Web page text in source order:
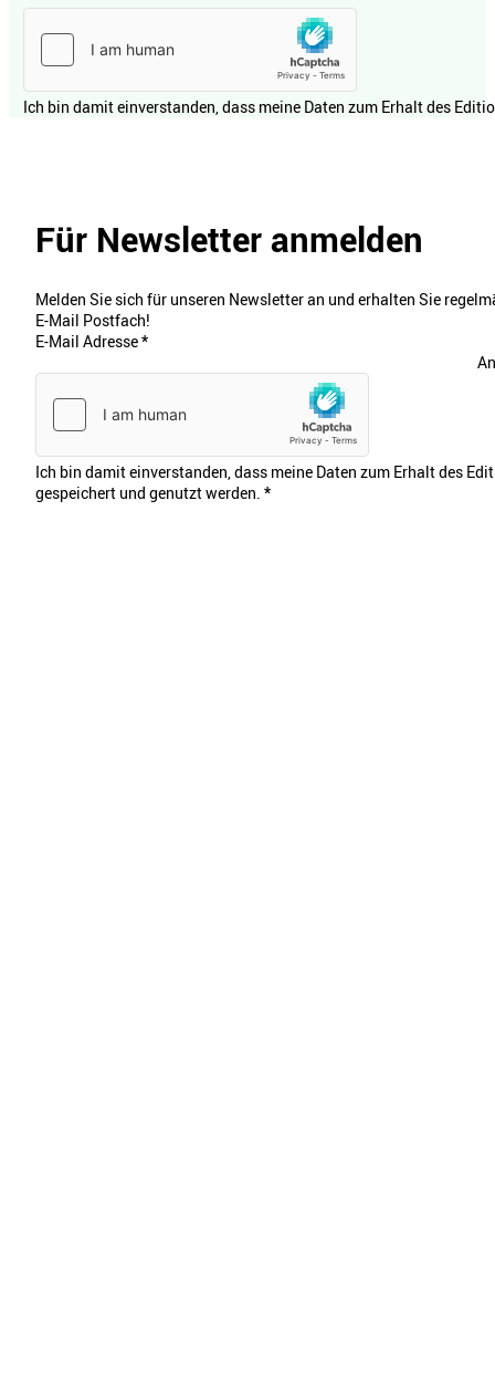
Ich bin damit einverstanden, dass meine Daten zum Erhalt des
Für Newsletter anmelden
Melden Sie sich für unseren Newsletter an und erhalten Sie
E-Mail Postfach!
E-Mail Adresse*
Ich bin damit einverstanden, dass meine Daten zum Erhalt des
gespeichert und genutzt werden. *